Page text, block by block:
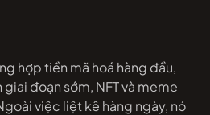
hợp tiền mã hoá hàng đầu,
đoạn sớm, NFT và meme
việc liệt kê hàng ngày, nó